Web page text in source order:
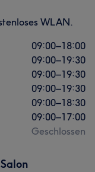
WLAN.
09:00–18:00
09:00–19:30
09:00–19:30
09:00–19:30
09:00–18:30
09:00–17:00
Geschlossen